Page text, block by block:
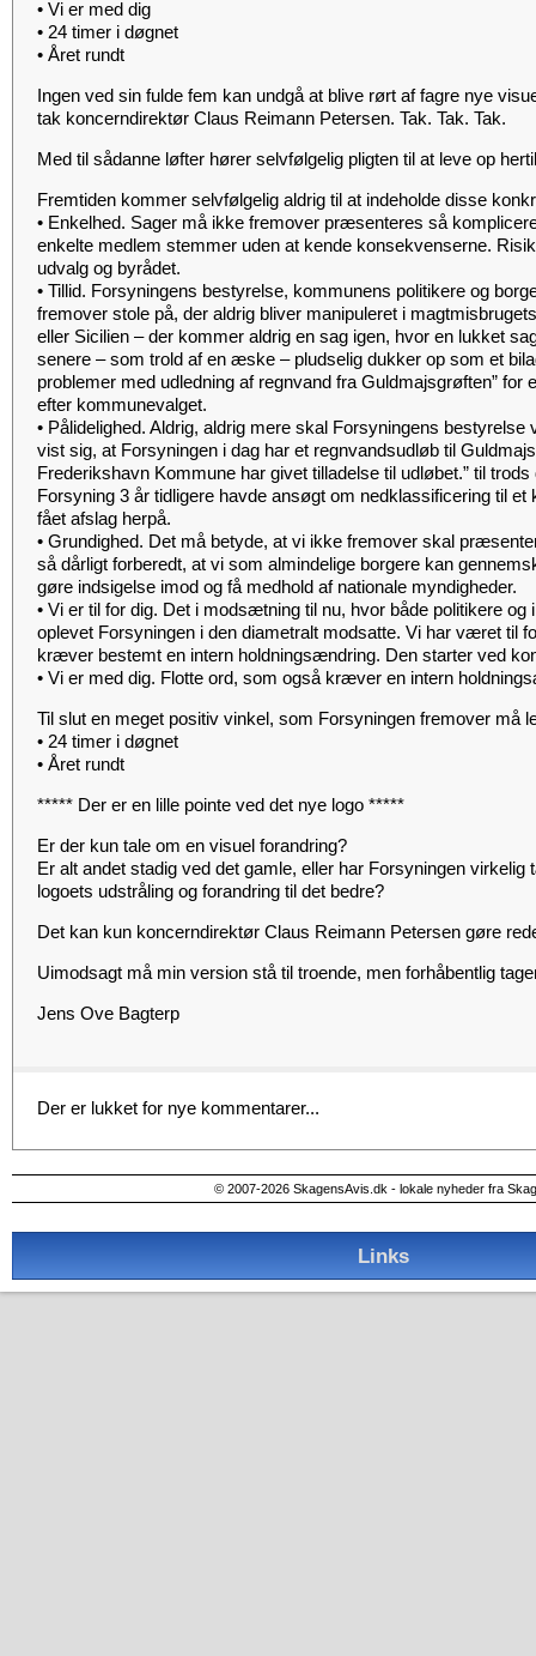
• Vi er med dig
• 24 timer i døgnet
• Året rundt
Ingen ved sin fulde fem kan undgå at blive rørt af fagre nye
tak koncerndirektør Claus Reimann Petersen. Tak. Tak. Tak.
Med til sådanne løfter hører selvfølgelig pligten til at leve op
Fremtiden kommer selvfølgelig aldrig til at indeholde disse
• Enkelhed. Sager må ikke fremover præsenteres så
enkelte medlem stemmer uden at kende konsekvenserne.
udvalg og byrådet.
• Tillid. Forsyningens bestyrelse, kommunens politikere og
fremover stole på, der aldrig bliver manipuleret i
eller Sicilien – der kommer aldrig en sag igen, hvor en lukket
senere – som trold af en æske – pludselig dukker op som et
problemer med udledning af regnvand fra Guldmajsgrøften” for
efter kommunevalget.
• Pålidelighed. Aldrig, aldrig mere skal Forsyningens bestyrelse
vist sig, at Forsyningen i dag har et regnvandsudløb til
Frederikshavn Kommune har givet tilladelse til udløbet.” til
Forsyning 3 år tidligere havde ansøgt om nedklassificering til
fået afslag herpå.
• Grundighed. Det må betyde, at vi ikke fremover skal
så dårligt forberedt, at vi som almindelige borgere kan
gøre indsigelse imod og få medhold af nationale myndigheder.
• Vi er til for dig. Det i modsætning til nu, hvor både politikere og
oplevet Forsyningen i den diametralt modsatte. Vi har været til
kræver bestemt en intern holdningsændring. Den starter ved
• Vi er med dig. Flotte ord, som også kræver en intern
Til slut en meget positiv vinkel, som Forsyningen fremover må
• 24 timer i døgnet
• Året rundt
***** Der er en lille pointe ved det nye logo *****
Er der kun tale om en visuel forandring?
Er alt andet stadig ved det gamle, eller har Forsyningen
logoets udstråling og forandring til det bedre?
Det kan kun koncerndirektør Claus Reimann Petersen gøre
Uimodsagt må min version stå til troende, men forhåbentlig
Jens Ove Bagterp
Der er lukket for nye kommentarer...
© 2007-2026 SkagensAvis.dk - lokale nyheder fra
Links